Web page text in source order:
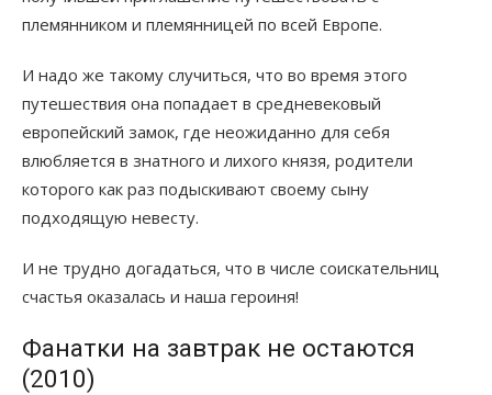
племянником и племянницей по всей Европе.
И надо же такому случиться, что во время этого
путешествия она попадает в средневековый
европейский замок, где неожиданно для себя
влюбляется в знатного и лихого князя, родители
которого как раз подыскивают своему сыну
подходящую невесту.
И не трудно догадаться, что в числе соискательниц
счастья оказалась и наша героиня!
Фанатки на завтрак не остаются
(2010)